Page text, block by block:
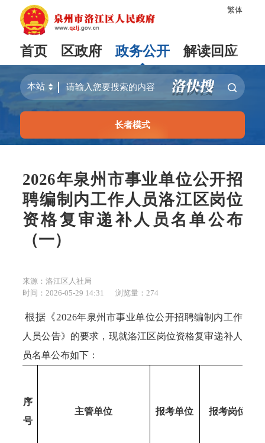
繁体
首页 区政府 政务公开 解读回应
长者模式
2026年泉州市事业单位公开招
聘编制内工作人员洛江区岗位
资格复审递补人员名单公布
（一）
来源：洛江区人社局
时间：2026-05-29 14:31
浏览量： 274
根据《2026年泉州市事业单位公开招聘编制内工作
人员公告》的要求，现就洛江区岗位资格复审递补人
员名单公布如下：
序
号
主管单位 报考单位 报考岗位